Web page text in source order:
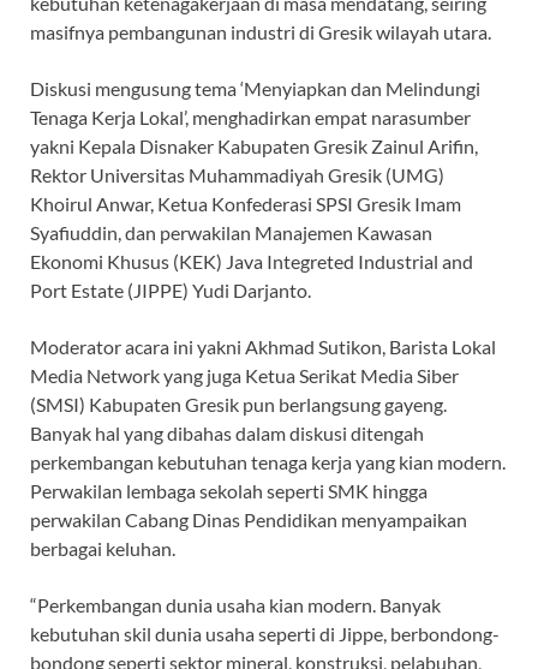
masifnya pembangunan industri di Gresik wilayah utara.
Diskusi mengusung tema ‘Menyiapkan dan Melindungi
Tenaga Kerja Lokal’, menghadirkan empat narasumber
yakni Kepala Disnaker Kabupaten Gresik Zainul Arifin,
Rektor Universitas Muhammadiyah Gresik (UMG)
Khoirul Anwar, Ketua Konfederasi SPSI Gresik Imam
Syafiuddin, dan perwakilan Manajemen Kawasan
Ekonomi Khusus (KEK) Java Integreted Industrial and
Port Estate (JIPPE) Yudi Darjanto.
Moderator acara ini yakni Akhmad Sutikon, Barista Lokal
Media Network yang juga Ketua Serikat Media Siber
(SMSI) Kabupaten Gresik pun berlangsung gayeng.
Banyak hal yang dibahas dalam diskusi ditengah
perkembangan kebutuhan tenaga kerja yang kian modern.
Perwakilan lembaga sekolah seperti SMK hingga
perwakilan Cabang Dinas Pendidikan menyampaikan
berbagai keluhan.
“Perkembangan dunia usaha kian modern. Banyak
kebutuhan skil dunia usaha seperti di Jippe, berbondong-
bondong seperti sektor mineral, konstruksi, pelabuhan,